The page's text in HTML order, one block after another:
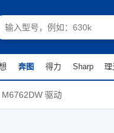
奔图 得力 Sharp 理
驱动